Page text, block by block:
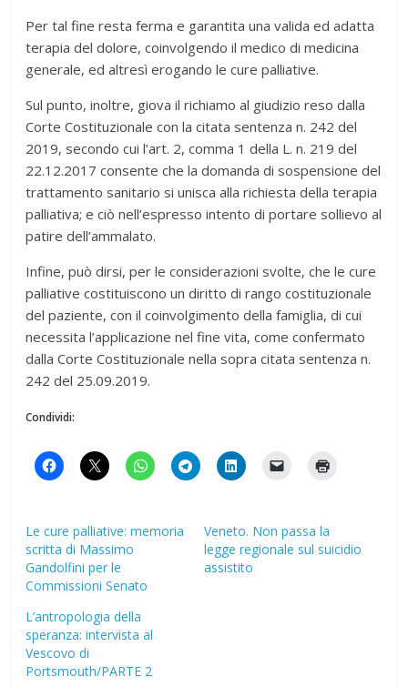
Per tal fine resta ferma e garantita una valida ed adatta
terapia del dolore, coinvolgendo il medico di medicina
generale, ed altresì erogando le cure palliative.
Sul punto, inoltre, giova il richiamo al giudizio reso dalla
Corte Costituzionale con la citata sentenza n. 242 del
2019, secondo cui l’art. 2, comma 1 della L. n. 219 del
22.12.2017 consente che la domanda di sospensione del
trattamento sanitario si unisca alla richiesta della terapia
palliativa; e ciò nell’espresso intento di portare sollievo al
patire dell’ammalato.
Infine, può dirsi, per le considerazioni svolte, che le cure
palliative costituiscono un diritto di rango costituzionale
del paziente, con il coinvolgimento della famiglia, di cui
necessita l’applicazione nel fine vita, come confermato
dalla Corte Costituzionale nella sopra citata sentenza n.
242 del 25.09.2019.
Condividi:
Le cure palliative: memoria
scritta di Massimo
Gandolfini per le
Commissioni Senato
Veneto. Non passa la
legge regionale sul suicidio
assistito
L’antropologia della
speranza: intervista al
Vescovo di
Portsmouth/PARTE 2